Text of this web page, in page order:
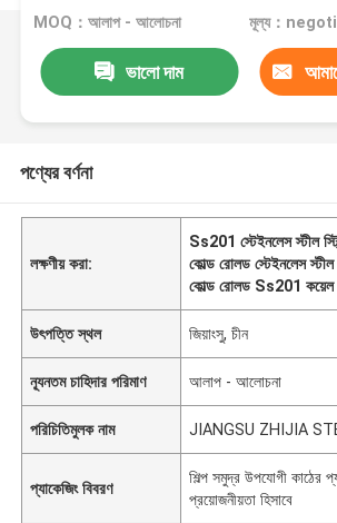
MOQ：আলাপ - আলোচনা মূল্য：
ভালো দাম
পণ্যের বর্ণনা
লক্ষণীয় করা:
Ss201 স্টেইনলেস স্টীল
কোল্ড রোলড স্টেইনলেস
কোল্ড রোলড Ss201 কয়েল
উৎপত্তি স্থল জিয়াংসু, চীন
ন্যূনতম চাহিদার পরিমাণ আলাপ - আলোচনা
পরিচিতিমুলক নাম JIANGSU ZHIJIA
প্যাকেজিং বিবরণ
শিল্প সমুদ্র উপযোগী কাঠের
প্রয়োজনীয়তা হিসাবে